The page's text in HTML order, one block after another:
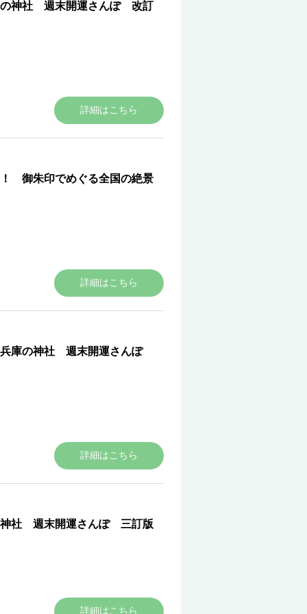
神社 週末開運さんぽ 改訂
詳細はこちら
御朱印でめぐる全国の絶景
詳細はこちら
庫の神社 週末開運さんぽ
詳細はこちら
社 週末開運さんぽ 三訂版
詳細はこちら